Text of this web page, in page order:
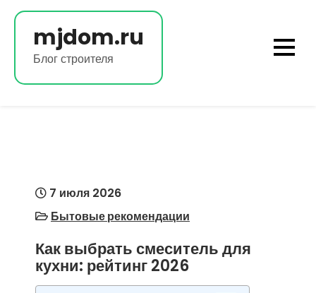
Перейти
содержимомуmjdom.ru
Блог строителя
7 июля 2026
Бытовые рекомендации
Как выбрать смеситель для
кухни: рейтинг 2026